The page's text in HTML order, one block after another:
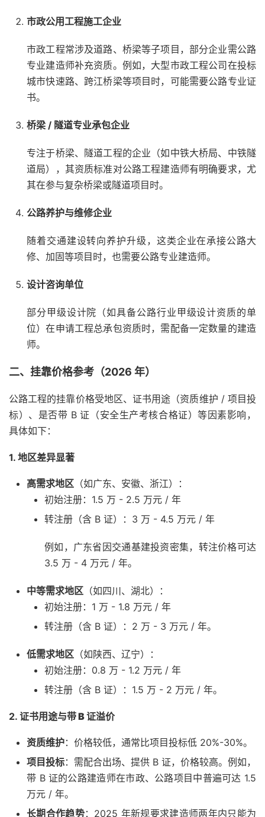
市政公用工程施工企业
市政工程常涉及道路、桥梁等子项目，部分企业需公路
专业建造师补充资质。例如，大型市政工程公司在投标
城市快速路、跨江桥梁等项目时，可能需要公路专业证
书。
桥梁 / 隧道专业承包企业
专注于桥梁、隧道工程的企业（如中铁大桥局、中铁隧
道局），其资质标准对公路工程建造师有明确要求，尤
其在参与复杂桥梁或隧道项目时。
公路养护与维修企业
随着交通建设转向养护升级，这类企业在承接公路大
修、加固等项目时，也需要公路专业建造师。
设计咨询单位
部分甲级设计院（如具备公路行业甲级设计资质的单
位）在申请工程总承包资质时，需配备一定数量的建造
师。
二、挂靠价格参考（2026 年）
公路工程的挂靠价格受地区、证书用途（资质维护 / 项目投
标）、是否带 B 证（安全生产考核合格证）等因素影响，
具体如下：
1. 地区差异显著
高需求地区 （如广东、安徽、浙江）：
初始注册：1.5 万 - 2.5 万元 / 年
转注册（含 B 证）：3 万 - 4.5 万元 / 年
例如，广东省因交通基建投资密集，转注价格可达
3.5 万 - 4 万元 / 年。
中等需求地区 （如四川、湖北）：
初始注册：1 万 - 1.8 万元 / 年
转注册（含 B 证）：2 万 - 3 万元 / 年。
低需求地区 （如陕西、辽宁）：
初始注册：0.8 万 - 1.2 万元 / 年
转注册（含 B 证）：1.5 万 - 2 万元 / 年。
2. 证书用途与带 B 证溢价
资质维护：价格较低，通常比项目投标低 20%-30%。
项目投标：需配合出场、提供 B 证，价格较高。例如，
带 B 证的公路建造师在市政、公路项目中普遍可达 1.5
万元 / 年。
长期合作趋势：2025 年新规要求建造师两年内只能为